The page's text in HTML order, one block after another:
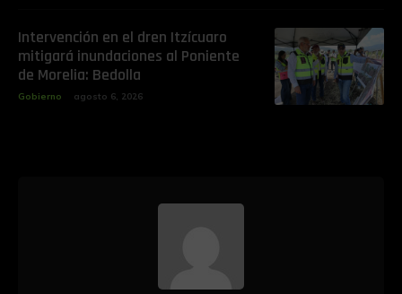
Intervención en el dren Itzícuaro
mitigará inundaciones al Poniente
de Morelia: Bedolla
Gobierno agosto 6, 2026